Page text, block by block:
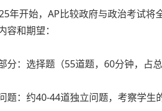
年开始，AP比较政府与政治考试
容和期望：
分：选择题（55道题，60分钟，占总
题：约40-44道独立问题，考察学生